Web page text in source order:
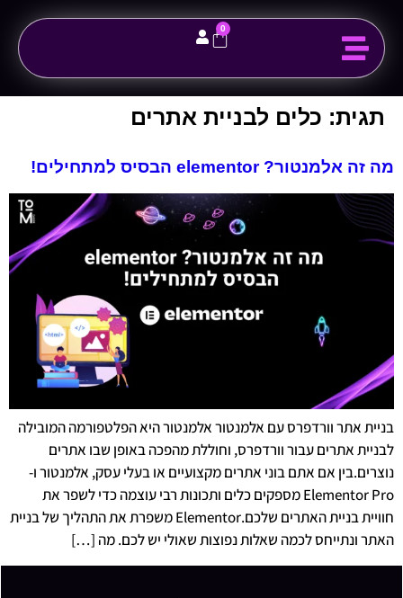
0
תגית: כלים לבניית אתרים
מה זה אלמנטור? elementor הבסיס למתחילים!
בניית אתר וורדפרס עם אלמנטור אלמנטור היא הפלטפורמה המובילה
לבניית אתרים עבור וורדפרס, וחוללת מהפכה באופן שבו אתרים
נוצרים.בין אם אתם בוני אתרים מקצועיים או בעלי עסק, אלמנטור ו-
Elementor Pro מספקים כלים ותכונות רבי עוצמה כדי לשפר את
חוויית בניית האתרים שלכם.Elementor משפרת את התהליך של בניית
האתר ונתייחס לכמה שאלות נפוצות שאולי יש לכם. מה […]